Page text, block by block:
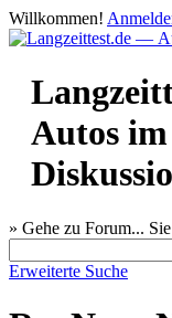
Willkommen!
Autos
» Gehe zu Forum...
Erweiterte Suche